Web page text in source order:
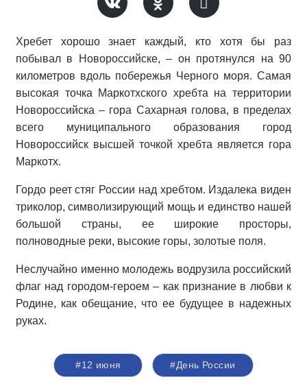
Хребет хорошо знает каждый, кто хотя бы раз
побывал в Новороссийске, – он протянулся на 90
километров вдоль побережья Черного моря. Самая
высокая точка Маркотхского хребта на территории
Новороссийска – гора Сахарная голова, в пределах
всего муниципального образования город
Новороссийск высшей точкой хребта является гора
Маркотх.
Гордо реет стяг России над хребтом. Издалека виден
триколор, символизирующий мощь и единство нашей
большой страны, ее широкие просторы,
полноводные реки, высокие горы, золотые поля.
Неслучайно именно молодежь водрузила российский
флаг над городом-героем – как признание в любви к
Родине, как обещание, что ее будущее в надежных
руках.
#12 июня #День России